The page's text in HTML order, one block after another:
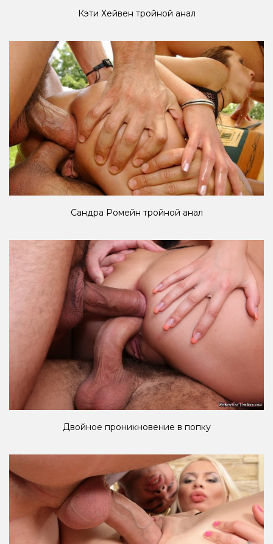
Кэти Хейвен тройной анал
Сандра Ромейн тройной анал
Двойное проникновение в попку